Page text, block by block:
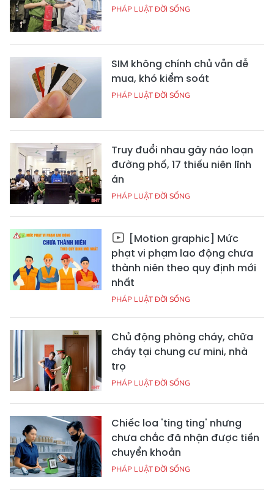
PHÁP LUẬT ĐỜI SỐNG
SIM không chính chủ vẫn dễ
mua, khó kiểm soát
PHÁP LUẬT ĐỜI SỐNG
Truy đuổi nhau gây náo loạn
đường phố, 17 thiếu niên lĩnh
án
PHÁP LUẬT ĐỜI SỐNG
[Motion graphic] Mức
phạt vi phạm lao động chưa
thành niên theo quy định mới
nhất
PHÁP LUẬT ĐỜI SỐNG
Chủ động phòng cháy, chữa
cháy tại chung cư mini, nhà
trọ
PHÁP LUẬT ĐỜI SỐNG
Chiếc loa 'ting ting' nhưng
chưa chắc đã nhận được tiền
chuyển khoản
PHÁP LUẬT ĐỜI SỐNG